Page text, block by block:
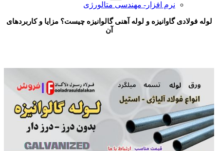
نرم افزار- مهندسی متالورژی
لوله فولادی گاوانیزه و لوله آهنی گالوانیزه چیست؟ مزایا و کاربردهای
آن